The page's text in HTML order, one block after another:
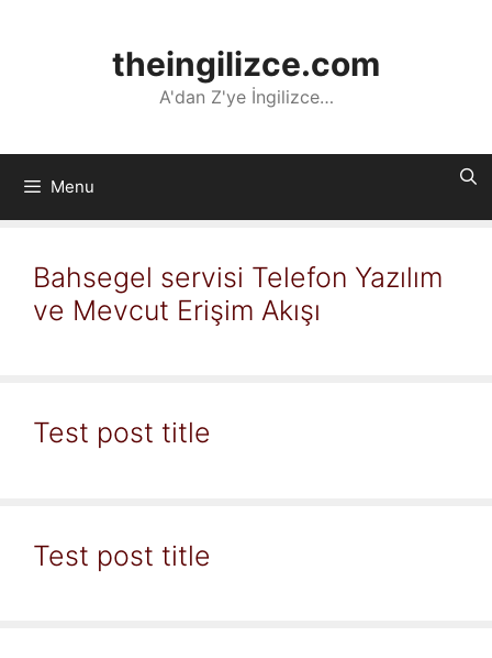
theingilizce.com
A'dan Z'ye İngilizce…
Menu
Bahsegel servisi Telefon Yazılım
ve Mevcut Erişim Akışı
Test post title
Test post title